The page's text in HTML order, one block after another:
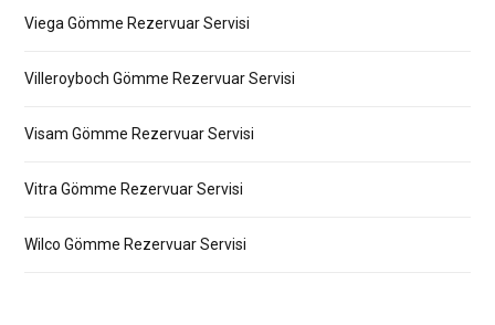
Viega Gömme Rezervuar Servisi
Villeroyboch Gömme Rezervuar Servisi
Visam Gömme Rezervuar Servisi
Vitra Gömme Rezervuar Servisi
Wilco Gömme Rezervuar Servisi